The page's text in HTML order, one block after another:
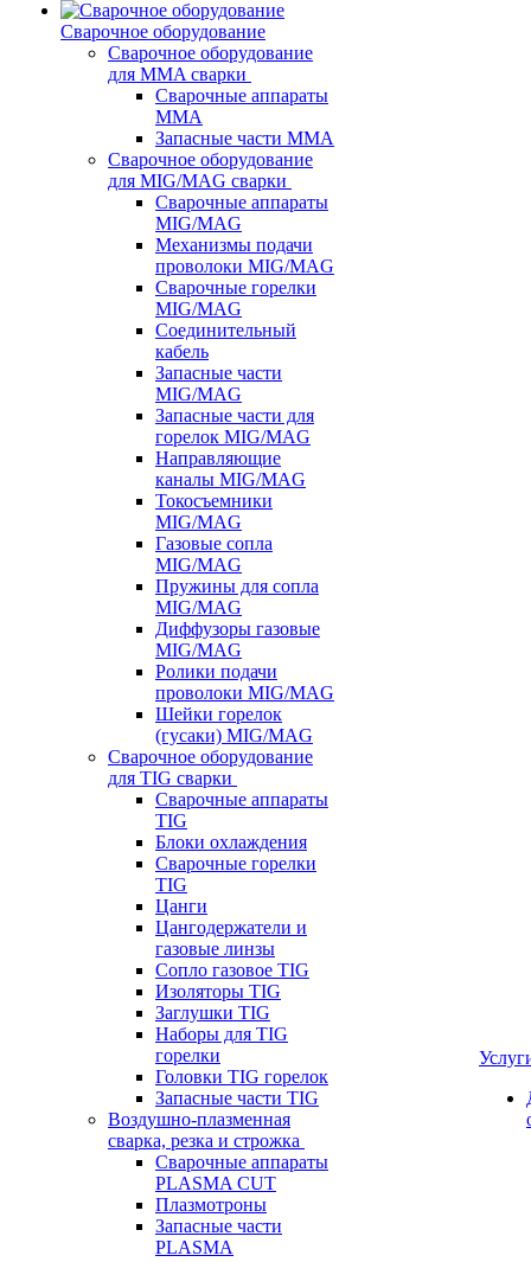
Сварочное оборудование
Сварочное оборудование
для MMA сварки
Сварочные аппараты
MMA
Запасные части MMA
Сварочное оборудование
для MIG/MAG сварки
Сварочные аппараты
MIG/MAG
Механизмы подачи
проволоки MIG/MAG
Сварочные горелки
MIG/MAG
Соединительный
кабель
Запасные части
MIG/MAG
Запасные части для
горелок MIG/MAG
Направляющие
каналы MIG/MAG
Токосъемники
MIG/MAG
Газовые сопла
MIG/MAG
Пружины для сопла
MIG/MAG
Диффузоры газовые
MIG/MAG
Ролики подачи
проволоки MIG/MAG
Шейки горелок
(гусаки) MIG/MAG
Сварочное оборудование
для TIG сварки
Сварочные аппараты
TIG
Блоки охлаждения
Сварочные горелки
TIG
Цанги
Цангодержатели и
газовые линзы
Сопло газовое TIG
Изоляторы TIG
Заглушки TIG
Наборы для TIG
горелки
Головки TIG горелок
Запасные части TIG
Воздушно-плазменная
сварка, резка и строжка
Сварочные аппараты
PLASMA CUT
Плазмотроны
Запасные части
PLASMA